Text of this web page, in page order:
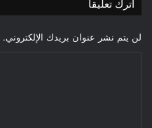
اترك تعليقاً
لن يتم نشر عنوان بريدك الإلكتروني.